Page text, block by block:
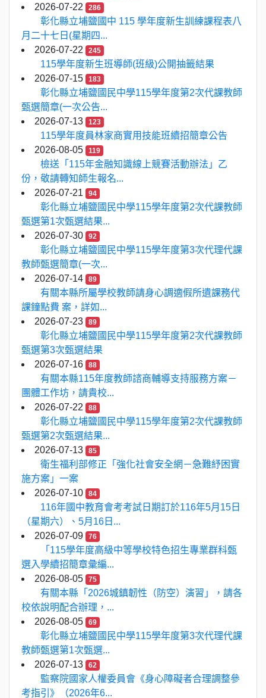
2026-07-22
286
彰化縣立埔鹽國中 115 學年度新生訓練課程表八
月二十七日(星期四...
2026-07-22
245
115學年度新生班導師(班級)公開抽籤結果
2026-07-15
183
彰化縣立埔鹽國民中學115學年度第2次代課教師
甄選簡章(一次公告...
2026-07-13
123
115學年度員林家商實用技能班續招簡章公告
2026-08-05
119
檢送「115年金融知識線上競賽活動辦法」乙
份，敬請轉知師生報名...
2026-07-21
94
彰化縣立埔鹽國民中學115學年度第2次代課教師
甄選第1次甄選結果...
2026-07-30
92
彰化縣立埔鹽國民中學115學年度第3次代理代課
教師甄選簡章(一次...
2026-07-14
89
有關本縣所屬學校教師請身心調適假所遺課務代
課鐘點費 案，詳如...
2026-07-23
89
彰化縣立埔鹽國民中學115學年度第2次代課教師
甄選第3次甄選結果
2026-07-16
88
有關本縣115年度教師諮商輔導支持服務方案－
團體工作坊，請貴校...
2026-07-22
88
彰化縣立埔鹽國民中學115學年度第2次代課教師
甄選第2次甄選結果...
2026-07-13
85
衛生福利部修正「強化社會安全網－急難紓困實
施方案」一案
2026-07-10
84
116年國中教育會考考試日期訂於116年5月15日
（星期六）、5月16日...
2026-07-09
76
「115學年度高級中等學校特色招生專業群科甄
選入學續招簡章彙編...
2026-08-05
75
有關本縣「2026城鎮韌性（防空）演習」，請各
校依說明配合辦理，...
2026-08-05
69
彰化縣立埔鹽國民中學115學年度第3次代理代課
教師甄選第1次甄選...
2026-07-13
62
監察院國家人權委員會《身心障礙者合理調整參
考指引》（2026年6...